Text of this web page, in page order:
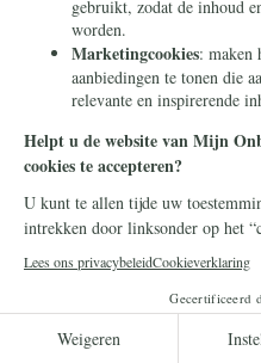
Duizenden intenties
voeten van Pater Pio
Op de liturgische feestdag
duizenden gebedsintenties
Onbevlekt Hart zal